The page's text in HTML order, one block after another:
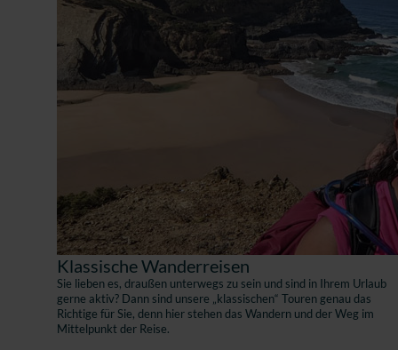
Klassische Wanderreisen
Sie lieben es, draußen unterwegs zu sein und sind in Ihrem Urlaub
gerne aktiv? Dann sind unsere „klassischen“ Touren genau das
Richtige für Sie, denn hier stehen das Wandern und der Weg im
Mittelpunkt der Reise.